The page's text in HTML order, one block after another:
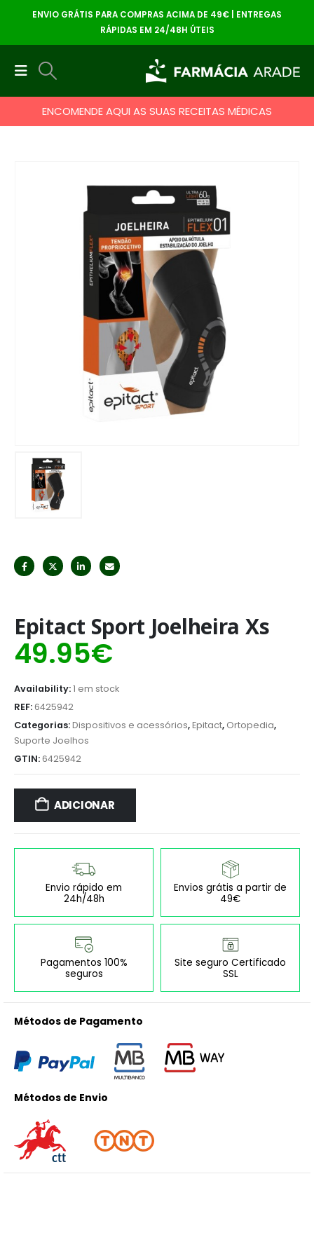
ENVIO GRÁTIS PARA COMPRAS ACIMA DE 49€ | ENTREGAS
RÁPIDAS EM 24/48H ÚTEIS
ENCOMENDE AQUI AS SUAS RECEITAS MÉDICAS
Epitact Sport Joelheira Xs
49.95€
Availability:1 em stock
REF:6425942
Categorias:Dispositivos e acessórios,Epitact, Ortopedia,
Suporte Joelhos
GTIN:6425942
ADICIONAR
Envio rápido em
24h/48h
Envios grátis a partir de
49€
Pagamentos 100%
seguros
Site seguro Certificado
SSL
Métodos de Pagamento
Métodos de Envio